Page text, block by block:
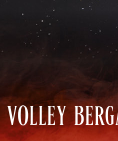
VOLLEY